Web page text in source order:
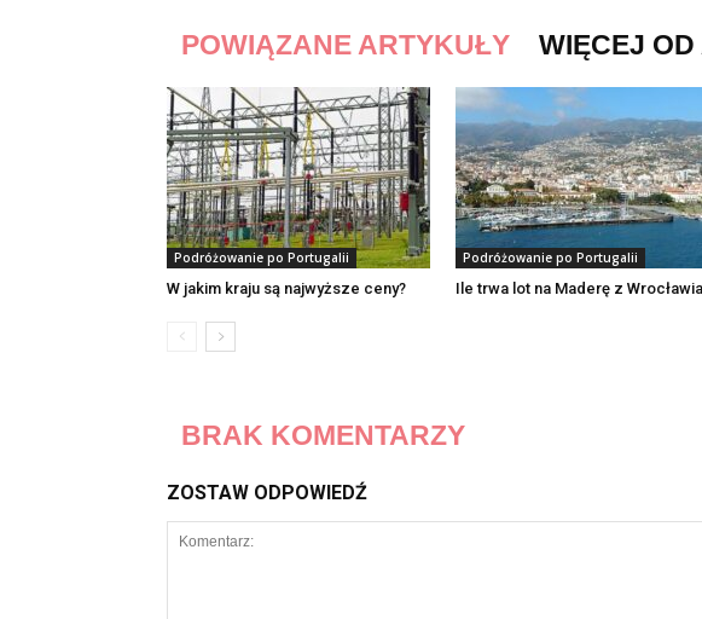
POWIĄZANE ARTYKUŁY WIĘCEJ
Podróżowanie po Portugalii
W jakim kraju są najwyższe ceny?
Podróżowanie po Portugalii
Ile trwa lot na Maderę z
BRAK KOMENTARZY
ZOSTAW ODPOWIEDŹ